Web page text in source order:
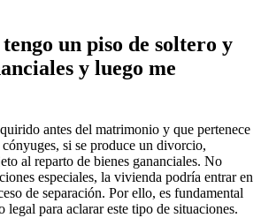
tengo un piso de soltero y
y luego me
antes del matrimonio y que pertenece
si se produce un divorcio,
al reparto de bienes gananciales. No
especiales, la vivienda podría entrar en
de separación. Por ello, es fundamental
legal para aclarar este tipo de situaciones.